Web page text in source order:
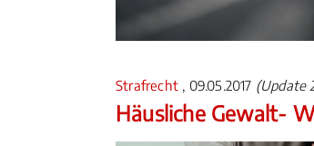
Strafrecht , 09.05.2017 (Update
Häusliche Gewalt-